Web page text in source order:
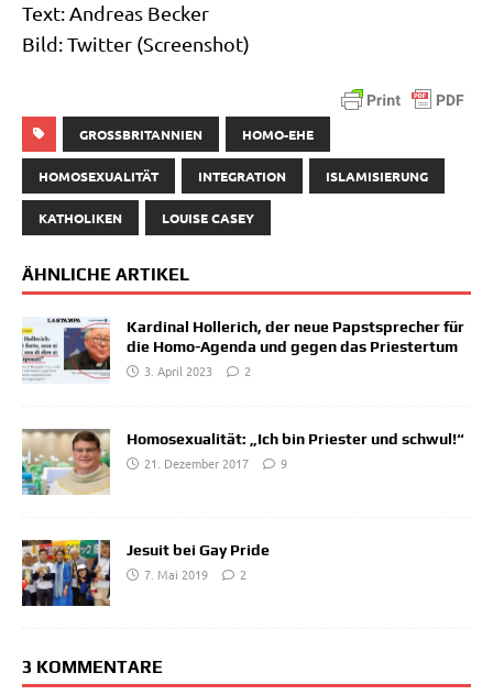
Text: Andre­as Becker
Bild: Twit­ter (Screen­shot)
GROSSBRITANNIEN HOMO-EHE
HOMOSEXUALITÄT INTEGRATION ISLAMISIERUNG
KATHOLIKEN LOUISE CASEY
ÄHNLICHE ARTIKEL
Kardinal Hollerich, der neue Papstsprecher für
die Homo-Agenda und gegen das Priestertum
3. April 2023
2
Homosexualität: „Ich bin Priester und schwul!“
21. Dezember 2017
9
Jesuit bei Gay Pride
7. Mai 2019
2
3 KOMMENTARE